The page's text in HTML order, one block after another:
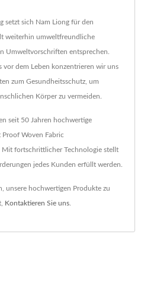
setzt sich Nam Liong für den
weiterhin umweltfreundliche
Umweltvorschriften entsprechen.
vor dem Leben konzentrieren wir uns
zum Gesundheitsschutz, um
Körper zu vermeiden.
seit 50 Jahren hochwertige
Proof Woven Fabric
fortschrittlicher Technologie stellt
jedes Kunden erfüllt werden.
unsere hochwertigen Produkte zu
Kontaktieren Sie uns